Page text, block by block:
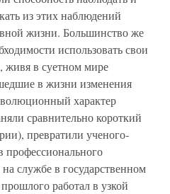
из этих наблюдений
жизни. Большинство же
использовать свои
живя в суетном мире
в жизни изменения
характер
сравнительно короткий
превратили ученого-
профессионального
службе в государственном
работал в узкой